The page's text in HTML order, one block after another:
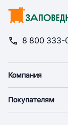
8 800 333-
Компания
Новости
Покупателям